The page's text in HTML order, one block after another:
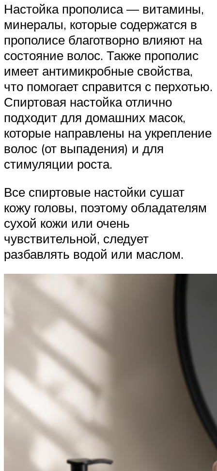
Настойка прополиса — витамины,
минералы, которые содержатся в
прополисе благотворно влияют на
состояние волос. Также прополис
имеет антимикробные свойства,
что помогает справится с перхотью.
Спиртовая настойка отлично
подходит для домашних масок,
которые направлены на укрепление
волос (от выпадения) и для
стимуляции роста.
Все спиртовые настойки сушат
кожу головы, поэтому обладателям
сухой кожи или очень
чувствительной, следует
разбавлять водой или маслом.